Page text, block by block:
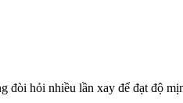
đòi hỏi nhiều lần xay để đạt độ